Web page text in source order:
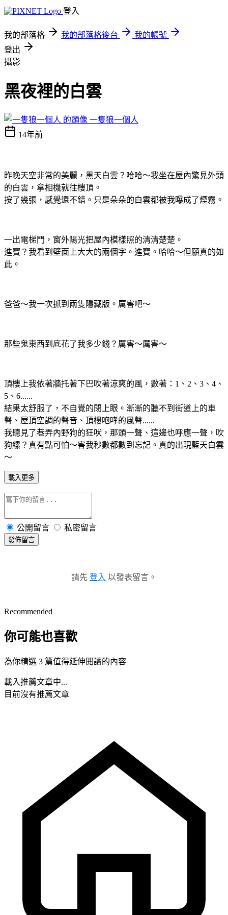
登入
我的部落格 我的部落格後台
我的帳號
登出
攝影
黑夜裡的白雲
一隻狼一個人
14年前
昨晚天空非常的美麗，黑天白雲？哈哈～我坐在屋內驚見外頭
的白雲，拿相機就往樓頂。
按了幾張，感覺還不錯。只是朵朵的白雲都被我曝成了煙霧。
一出電梯門，窗外陽光把屋內模樣照的清清楚楚。
進寶？我看到壁面上大大的兩個字。進寶。哈哈～但願真的如
此。
爸爸～我一次抓到兩隻隱藏版。厲害吧～
那些鬼東西到底花了我多少錢？ 厲害～厲害～
頂樓上我依著牆托著下巴吹著涼爽的風，數著：1、2、3、4、
5、6......
結果太舒服了，不自覺的閉上眼。漸漸的聽不到街道上的車
聲、屋頂空調的聲音、頂樓咆哮的風聲......
我聽見了巷弄內野狗的狂吠，那頭一聲、這邊也呼應一聲，吹
狗縲？真有點可怕～害我秒數都數到忘記。真的出現藍天白雲
～
載入更多
公開留言 私密留言
發佈留言
請先 登入 以發表留言。
Recommended
你可能也喜歡
為你精選 3 篇值得延伸閱讀的內容
載入推薦文章中...
目前沒有推薦文章